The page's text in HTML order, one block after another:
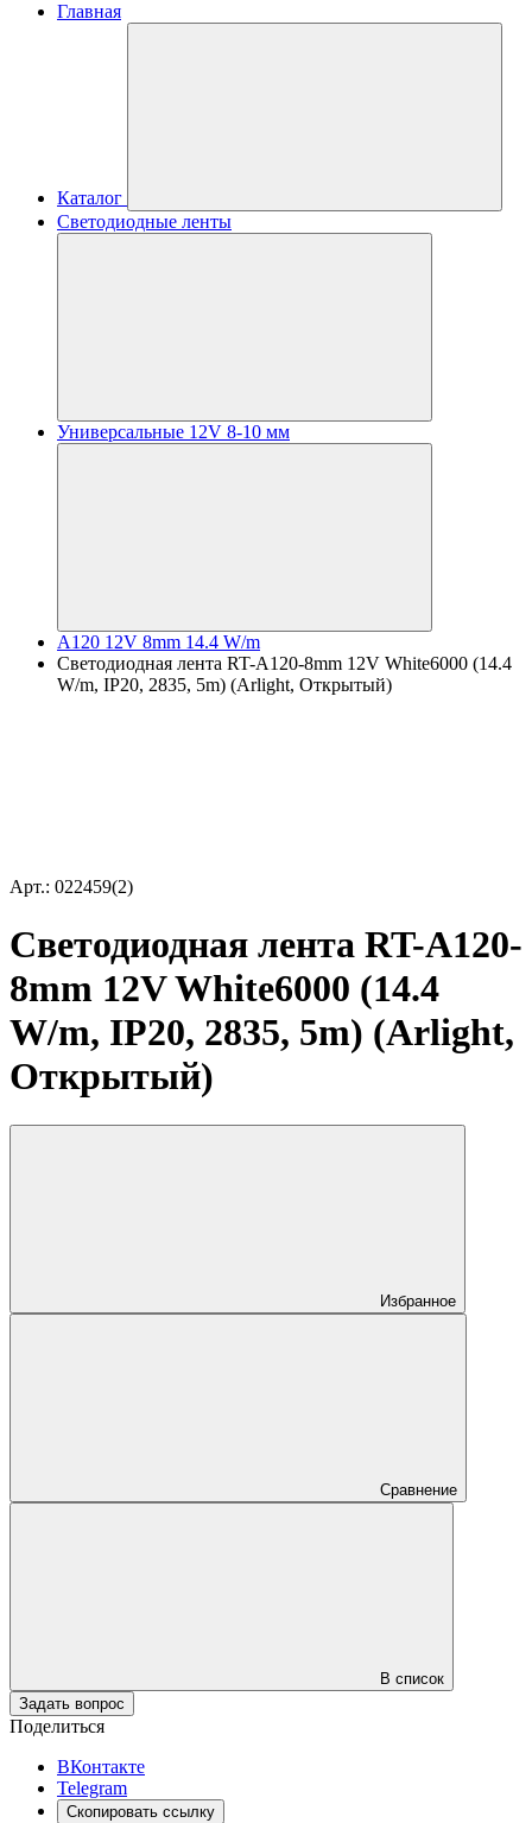
Главная
Каталог
Светодиодные ленты
Универсальные 12V 8-10 мм
A120 12V 8mm 14.4 W/m
Светодиодная лента RT-A120-8mm 12V White6000 (14.4
W/m, IP20, 2835, 5m) (Arlight, Открытый)
Арт.: 022459(2)
Светодиодная лента RT-A120-
8mm 12V White6000 (14.4
W/m, IP20, 2835, 5m) (Arlight,
Открытый)
Избранное
Сравнение
В список
Задать вопрос
Поделиться
ВКонтакте
Telegram
Скопировать ссылку